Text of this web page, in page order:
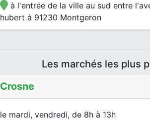
à l'entrée de la ville au sud entre
hubert à 91230 Montgeron
Les marchés les plus
Crosne
le mardi, vendredi, de 8h à 13h